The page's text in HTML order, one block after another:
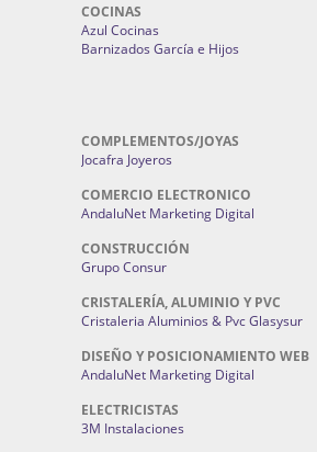
COCINAS
Azul Cocinas
Barnizados García e Hijos
COMPLEMENTOS/JOYAS
Jocafra Joyeros
COMERCIO ELECTRONICO
AndaluNet Marketing Digital
CONSTRUCCIÓN
Grupo Consur
CRISTALERÍA, ALUMINIO Y PVC
Cristaleria Aluminios & Pvc Glasysur
DISEÑO Y POSICIONAMIENTO WEB
AndaluNet Marketing Digital
ELECTRICISTAS
3M Instalaciones